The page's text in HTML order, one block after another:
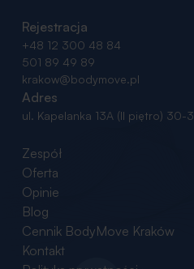
Rejestracja
+48 12 300 48 84
501 89 49 89
krakow@bodymove.pl
Adres
ul. Kapelanka 13A (II piętro) 30-
Zespół
Oferta
Opinie
Blog
Cennik BodyMove Kraków
Kontakt